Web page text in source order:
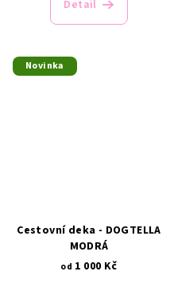
Detail
Novinka
Cestovní deka - DOGTELLA
MODRÁ
od 1 000 Kč